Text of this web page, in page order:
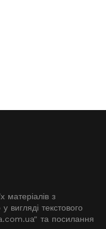
матеріалів з
текстового
та посилання